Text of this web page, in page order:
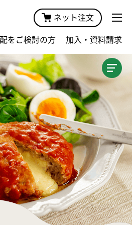
手数料
ネット注文
をご検討の方 加入・資料請求